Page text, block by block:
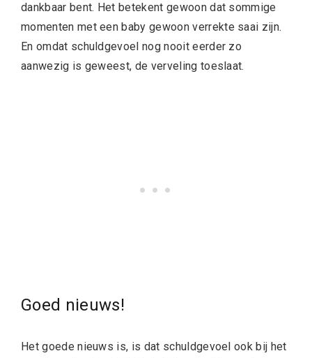
dankbaar bent. Het betekent gewoon dat sommige
momenten met een baby gewoon verrekte saai zijn.
En omdat schuldgevoel nog nooit eerder zo
aanwezig is geweest, de verveling toeslaat.
Goed nieuws!
Het goede nieuws is, is dat schuldgevoel ook bij het